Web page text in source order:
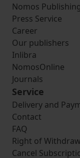
Nomos Publishing
Press Service
Career
Our publishers
Inlibra
NomosOnline
Journals
Service
Delivery and
Contact
FAQ
Right of
Cancel